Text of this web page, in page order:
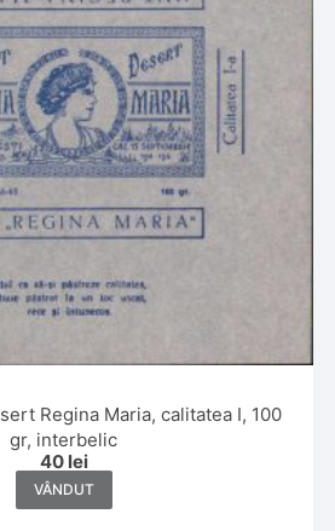
Regina Maria, calitatea I, 100
gr, interbelic
40 lei
VÂNDUT